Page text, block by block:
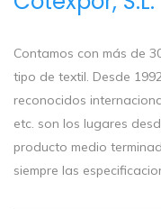
Contamos con más de
tipo de textil. Desde
reconocidos
etc. son los lugares
producto medio
siempre las